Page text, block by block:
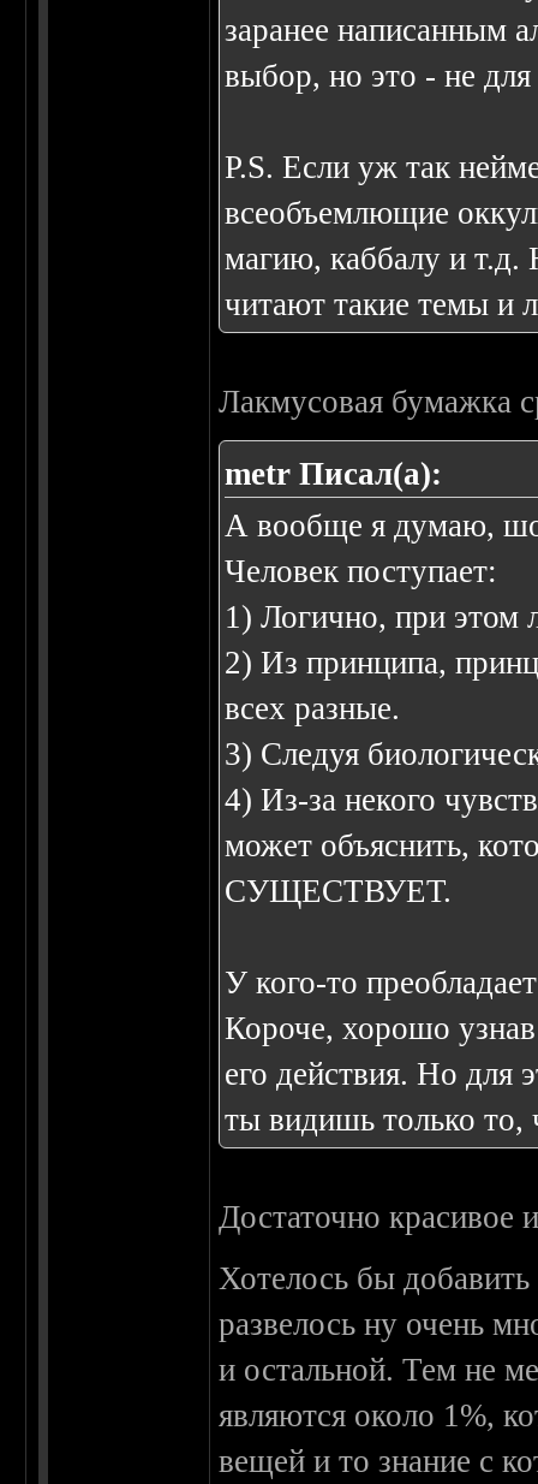
заранее написанным
выбор, но это - не
P.S. Если уж так
всеобъемлющие
магию, каббалу и
читают такие темы и
Лакмусовая бумажка
metr Писал(а):
А вообще я думаю,
Человек поступает:
1) Логично, при этом
2) Из принципа,
всех разные.
3) Следуя
4) Из-за некого
может объяснить,
СУЩЕСТВУЕТ.
У кого-то
Короче, хорошо узнав
его действия. Но для
ты видишь только то,
Достаточно красивое
Хотелось бы
развелось ну очень
и остальной. Тем не
являются около 1%,
вещей и то знание с